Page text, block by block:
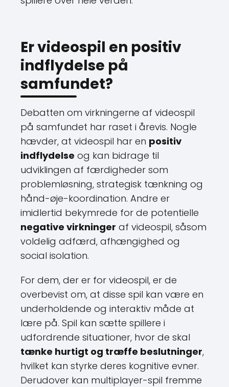
Er videospil en positiv
indflydelse på
samfundet?
Debatten om virkningerne af videospil
på samfundet har raset i årevis. Nogle
hævder, at videospil har en positiv
indflydelse og kan bidrage til
udviklingen af færdigheder som
problemløsning, strategisk tænkning og
hånd-øje-koordination. Andre er
imidlertid bekymrede for de potentielle
negative virkninger af videospil, såsom
voldelig adfærd, afhængighed og
social isolation.
For dem, der er for videospil, er de
overbevist om, at disse spil kan være en
underholdende og interaktiv måde at
lære på. Spil kan sætte spillere i
udfordrende situationer, hvor de skal
tænke hurtigt og træffe beslutninger,
hvilket kan styrke deres kognitive evner.
Derudover kan multiplayer-spil fremme